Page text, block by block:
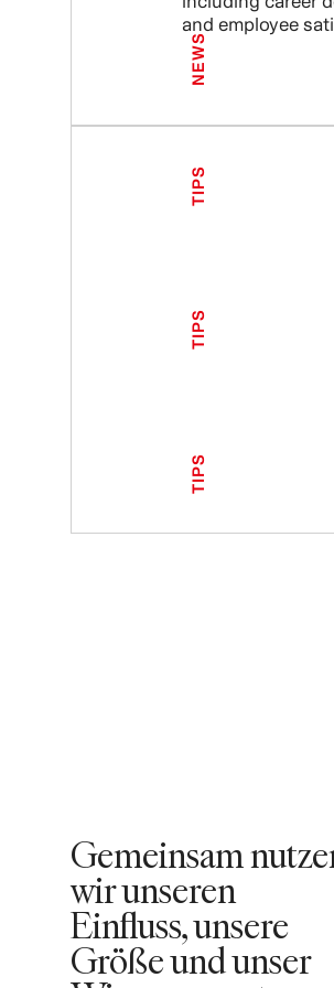
and employee
NEWS
TIPS
TIPS
TIPS
Gemeinsam
wir unseren
Einfluss, unsere
Größe und unser